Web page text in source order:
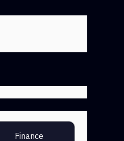
Finance